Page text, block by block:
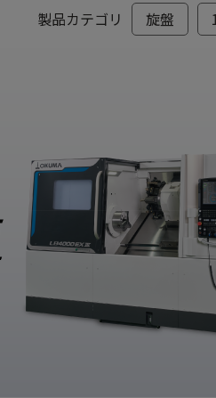
動化ソリューション 半導体
建設機械
金型産業
高精度・高生産性を支
製品カテゴリ 旋盤